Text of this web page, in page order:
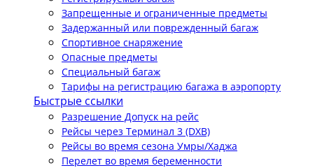
Запрещенные и ограниченные предметы
Задержанный или поврежденный багаж
Спортивное снаряжение
Опасные предметы
Специальный багаж
Тарифы на регистрацию багажа в аэропорту
Быстрые ссылки
Разрешение Допуск на рейс
Рейсы через Терминал 3 (DXB)
Рейсы во время сезона Умры/Хаджа
Перелет во время беременности